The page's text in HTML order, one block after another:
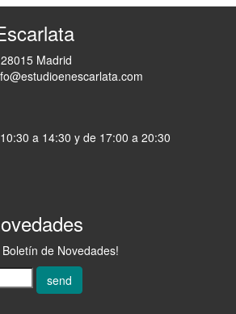
Madrid
a 14:30 y de 17:00 a 20:30
de Novedades!
send